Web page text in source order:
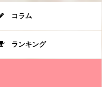
コラム
ランキング